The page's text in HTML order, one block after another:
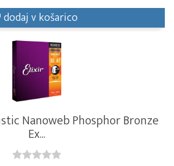
dodaj v košarico
Nanoweb Phosphor Bronze
Ex...